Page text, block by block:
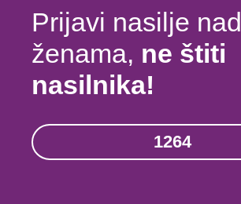
Prijavi nasilje nad
ženama, ne štiti
nasilnika!
1264